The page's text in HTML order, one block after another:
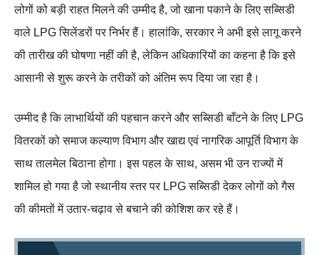
लोगों को बड़ी राहत मिलने की उम्मीद है, जो खाना पकाने के लिए सब्सिडी
वाले LPG सिलेंडरों पर निर्भर हैं। हालांकि, सरकार ने अभी इसे लागू करने
की तारीख की घोषणा नहीं की है, लेकिन अधिकारियों का कहना है कि इसे
आसानी से शुरू करने के तरीकों को अंतिम रूप दिया जा रहा है।
उम्मीद है कि लाभार्थियों की पहचान करने और सब्सिडी बाँटने के लिए LPG
वितरकों को समाज कल्याण विभाग और खाद्य एवं नागरिक आपूर्ति विभाग के
साथ तालमेल बिठाना होगा। इस पहल के साथ, असम भी उन राज्यों में
शामिल हो गया है जो स्थानीय स्तर पर LPG सब्सिडी देकर लोगों को गैस
की कीमतों में उतार-चढ़ाव से बचाने की कोशिश कर रहे हैं।